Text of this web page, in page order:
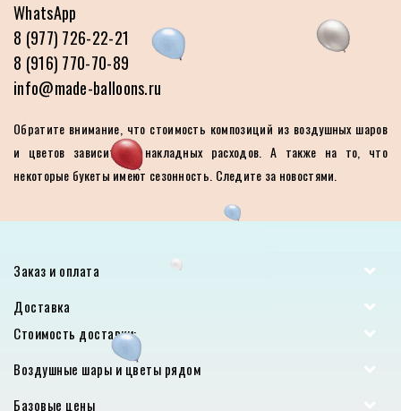
WhatsApp
8 (977) 726-22-21
8 (916) 770-70-89
info@made-balloons.ru
Обратите внимание, что стоимость композиций из воздушных шаров
и цветов зависит от накладных расходов. А также на то, что
некоторые букеты имеют сезонность. Следите за новостями.
Заказ и оплата
Доставка
Стоимость доставки:
Воздушные шары и цветы рядом
Базовые цены